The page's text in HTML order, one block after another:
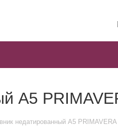
А5
недатированный А5